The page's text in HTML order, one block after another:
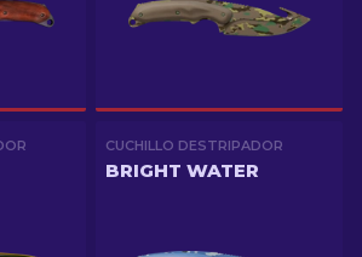
CUCHILLO DESTRIPADOR
BRIGHT WATER